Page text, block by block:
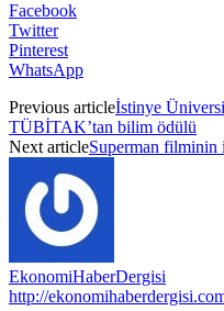
Facebook
Twitter
Pinterest
WhatsApp
Previous articleİstinye
TÜBİTAK’tan bilim ödülü
Next articleSuperman filminin
EkonomiHaberDergisi
http://